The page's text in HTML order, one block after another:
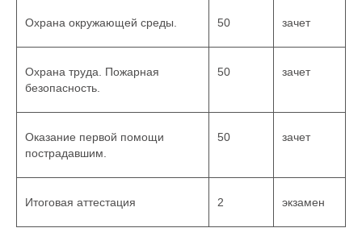
Охрана окружающей среды. 50 зачет
Охрана труда. Пожарная
безопасность.
50 зачет
Оказание первой помощи
пострадавшим.
50 зачет
Итоговая аттестация 2 экзамен